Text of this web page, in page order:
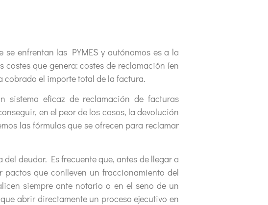
enfrentan las PYMES y autónomos es a la
que genera: costes de reclamación (en
cobrado el importe total de la factura.
sistema eficaz de reclamación de facturas
en el peor de los casos, la devolución
las fórmulas que se ofrecen para reclamar
deudor. Es frecuente que, antes de llegar a
que conlleven un fraccionamiento del
siempre ante notario o en el seno de un
abrir directamente un proceso ejecutivo en